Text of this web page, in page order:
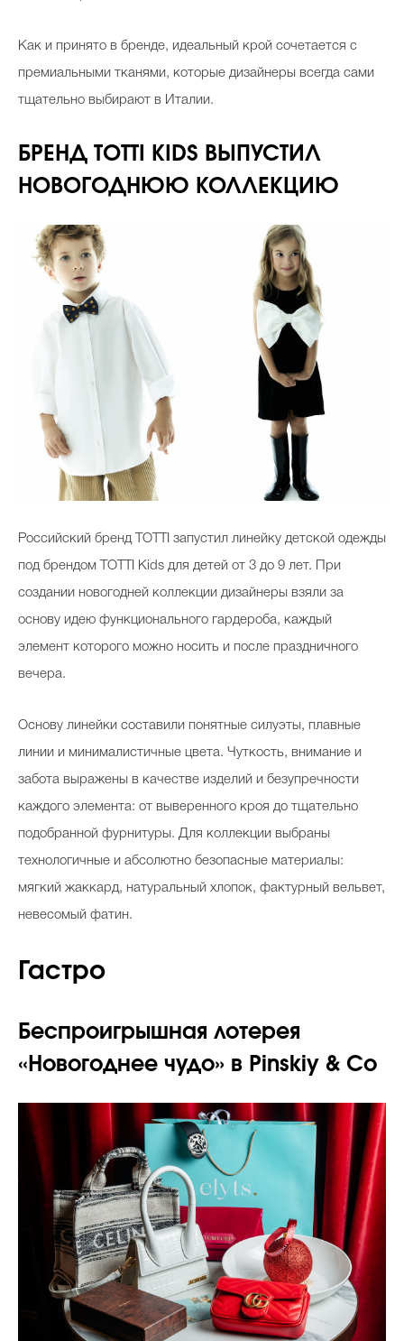
Как и принято в бренде, идеальный крой сочетается с
премиальными тканями, которые дизайнеры всегда сами
тщательно выбирают в Италии.
БРЕНД TOTTI KIDS ВЫПУСТИЛ
НОВОГОДНЮЮ КОЛЛЕКЦИЮ
Российский бренд TOTTI запустил линейку детской одежды
под брендом TOTTI Kids для детей от 3 до 9 лет. При
создании новогодней коллекции дизайнеры взяли за
основу идею функционального гардероба, каждый
элемент которого можно носить и после праздничного
вечера.
Основу линейки составили понятные силуэты, плавные
линии и минималистичные цвета. Чуткость, внимание и
забота выражены в качестве изделий и безупречности
каждого элемента: от выверенного кроя до тщательно
подобранной фурнитуры. Для коллекции выбраны
технологичные и абсолютно безопасные материалы:
мягкий жаккард, натуральный хлопок, фактурный вельвет,
невесомый фатин.
Гастро
Беспроигрышная лотерея
«Новогоднее чудо» в Pinskiy & Co